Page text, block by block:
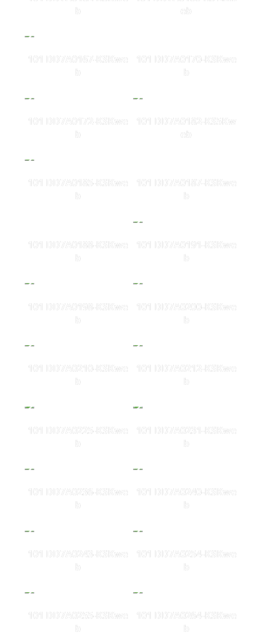
b
eb
101 DD7A0167-KSKwe
b
101 DD7A0170-KSKwe
b
101 DD7A0172-KSKwe
b
101 DD7A0182-KS5Kw
eb
101 DD7A0185-KSKwe
b
101 DD7A0187-KSKwe
b
101 DD7A0188-KSKwe
b
101 DD7A0191-KSKwe
b
101 DD7A0198-KSKwe
b
101 DD7A0200-KSKwe
b
101 DD7A0210-KSKwe
b
101 DD7A0212-KSKwe
b
101 DD7A0225-KSKwe
b
101 DD7A0231-KSKwe
b
101 DD7A0236-KSKwe
b
101 DD7A0240-KSKwe
b
101 DD7A0243-KSKwe
b
101 DD7A0254-KSKwe
b
101 DD7A0255-KSKwe
b
101 DD7A0264-KSKwe
b